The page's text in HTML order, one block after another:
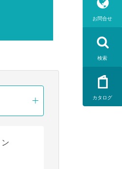
お問合せ
検索
カタログ